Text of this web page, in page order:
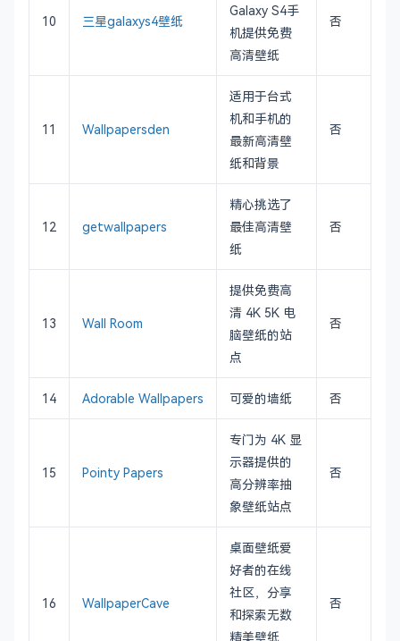
10 三星galaxys4壁纸
Galaxy S4手
机提供免费
高清壁纸
否
11 Wallpapersden
适用于台式
机和手机的
最新高清壁
纸和背景
否
12 getwallpapers
精心挑选了
最佳高清壁
纸
否
13 Wall Room
提供免费高
清 4K 5K 电
脑壁纸的站
点
否
14 Adorable Wallpapers 可爱的墙纸 否
15 Pointy Papers
专门为 4K 显
示器提供的
高分辨率抽
象壁纸站点
否
16 WallpaperCave
桌面壁纸爱
好者的在线
社区，分享
和探索无数
精美壁纸
否